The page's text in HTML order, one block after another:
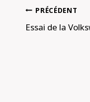
Navigation
de
PRÉCÉDENT
Essai de la